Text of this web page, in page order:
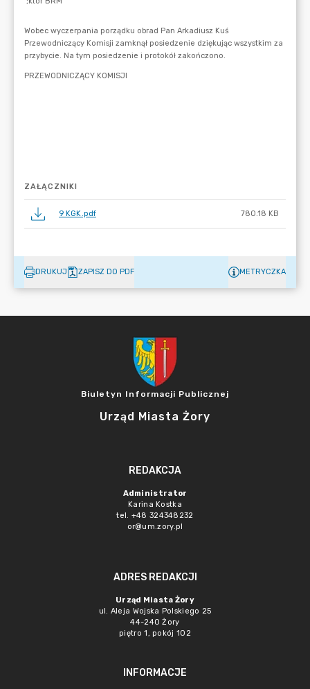
ZAŁĄCZNIKI
9 KGK.pdf 780.18 KB
DRUKUJ ZAPISZ DO PDF METRYCZKA
Biuletyn Informacji Publicznej
Urząd Miasta Żory
REDAKCJA
Administrator
Karina Kostka
tel. +48 324348232
or@um.zory.pl
ADRES REDAKCJI
Urząd Miasta Żory
ul. Aleja Wojska Polskiego 25
44-240 Żory
piętro 1, pokój 102
INFORMACJE